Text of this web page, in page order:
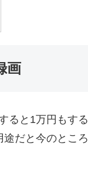
画
ると1万円もする
だと今のところ